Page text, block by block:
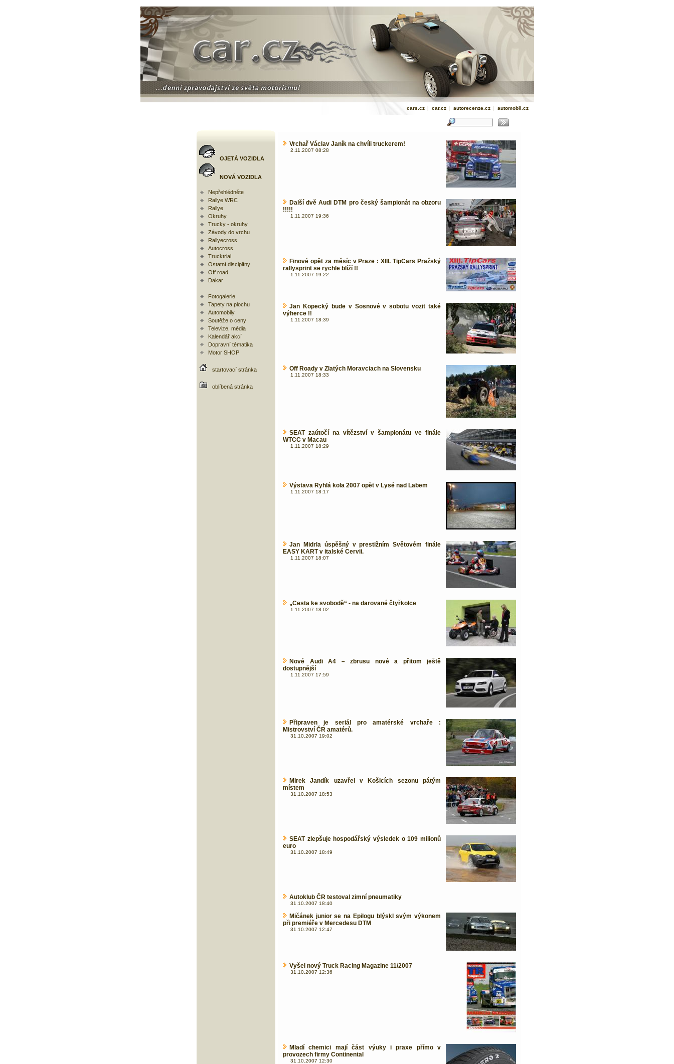
cars.cz | car.cz | autorecenze.cz | automobil.cz
OJETÁ VOZIDLA
NOVÁ VOZIDLA
Nepřehlédněte
Rallye WRC
Rallye
Okruhy
Trucky - okruhy
Závody do vrchu
Rallyecross
Autocross
Trucktrial
Ostatní disciplíny
Off road
Dakar
Fotogalerie
Tapety na plochu
Automobily
Soutěže o ceny
Televize, média
Kalendář akcí
Dopravní tématika
Motor SHOP
startovací stránka
oblíbená stránka
Vrchař Václav Janík na chvíli truckerem!
2.11.2007 08:28
Další dvě Audi DTM pro český šampionát na obzoru
!!!!!
1.11.2007 19:36
Finové opět za měsíc v Praze : XIII. TipCars Pražský
rallysprint se rychle blíží !!
1.11.2007 19:22
Jan Kopecký bude v Sosnové v sobotu vozit také
výherce !!
1.11.2007 18:39
Off Roady v Zlatých Moravciach na Slovensku
1.11.2007 18:33
SEAT zaútočí na vítězství v šampionátu ve finále
WTCC v Macau
1.11.2007 18:29
Výstava Ryhlá kola 2007 opět v Lysé nad Labem
1.11.2007 18:17
Jan Midrla úspěšný v prestižním Světovém finále
EASY KART v italské Cervii.
1.11.2007 18:07
„Cesta ke svobodě“ - na darované čtyřkolce
1.11.2007 18:02
Nové Audi A4 – zbrusu nové a přitom ještě
dostupnější
1.11.2007 17:59
Připraven je seriál pro amatérské vrchaře :
Mistrovství ČR amatérů.
31.10.2007 19:02
Mirek Jandík uzavřel v Košicích sezonu pátým
místem
31.10.2007 18:53
SEAT zlepšuje hospodářský výsledek o 109 milionů
euro
31.10.2007 18:49
Autoklub ČR testoval zimní pneumatiky
31.10.2007 18:40
Mičánek junior se na Epilogu blýskl svým výkonem
při premiéře v Mercedesu DTM
31.10.2007 12:47
Vyšel nový Truck Racing Magazine 11/2007
31.10.2007 12:36
Mladí chemici mají část výuky i praxe přímo v
provozech firmy Continental
31.10.2007 12:30